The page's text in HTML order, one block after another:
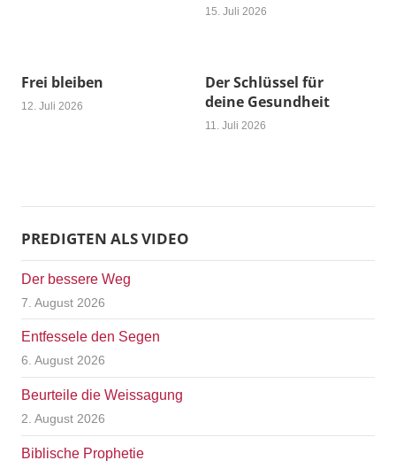
15. Juli 2026
Frei bleiben
12. Juli 2026
Der Schlüssel für
deine Gesundheit
11. Juli 2026
PREDIGTEN ALS VIDEO
Der bessere Weg
7. August 2026
Entfessele den Segen
6. August 2026
Beurteile die Weissagung
2. August 2026
Biblische Prophetie